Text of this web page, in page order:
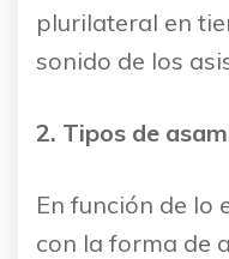
plurilateral en
sonido de los
2. Tipos de
En función de lo
con la forma de